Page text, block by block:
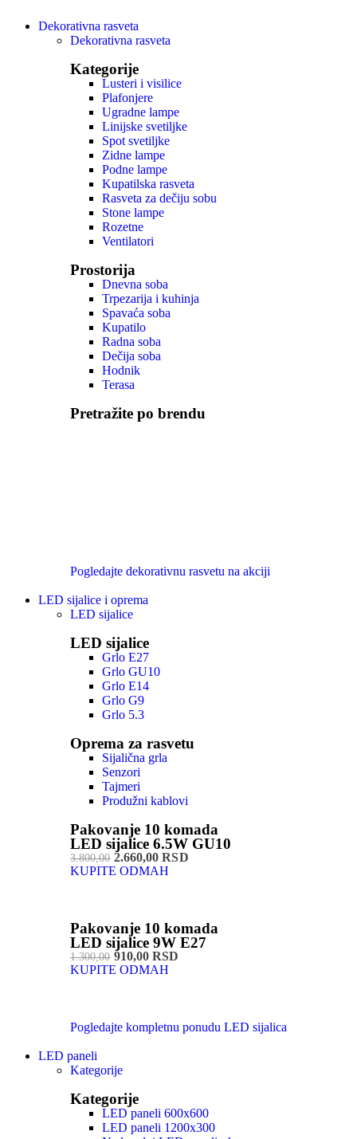
Dekorativna rasveta
Dekorativna rasveta
Kategorije
Lusteri i visilice
Plafonjere
Ugradne lampe
Linijske svetiljke
Spot svetiljke
Zidne lampe
Podne lampe
Kupatilska rasveta
Rasveta za dečiju sobu
Stone lampe
Rozetne
Ventilatori
Prostorija
Dnevna soba
Trpezarija i kuhinja
Spavaća soba
Kupatilo
Radna soba
Dečija soba
Hodnik
Terasa
Pretražite po brendu
Pogledajte dekorativnu rasvetu na akciji
LED sijalice i oprema
LED sijalice
LED sijalice
Grlo E27
Grlo GU10
Grlo E14
Grlo G9
Grlo 5.3
Oprema za rasvetu
Sijalična grla
Senzori
Tajmeri
Produžni kablovi
Pakovanje 10 komada
LED sijalice 6.5W GU10
3.800,002.660,00 RSD
KUPITE ODMAH
Pakovanje 10 komada
LED sijalice 9W E27
1.300,00910,00 RSD
KUPITE ODMAH
Pogledajte kompletnu ponudu LED sijalica
LED paneli
Kategorije
Kategorije
LED paneli 600x600
LED paneli 1200x300